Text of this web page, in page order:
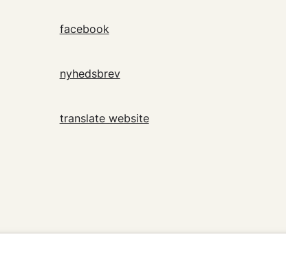
facebook
nyhedsbrev
translate website